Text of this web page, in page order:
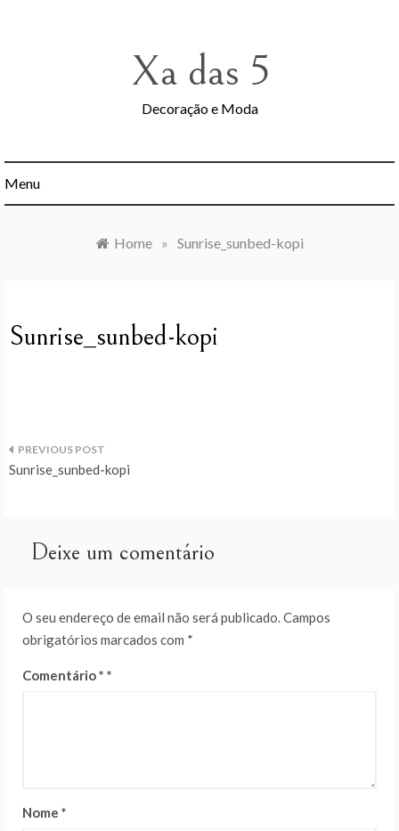
Xa das 5
Decoração e Moda
Menu
Home » Sunrise_sunbed-kopi
Sunrise_sunbed-kopi
Navegação
artigos
Sunrise_sunbed-kopi
Deixe um comentário
O seu endereço de email não será publicado.Campos
obrigatórios marcados com *
Comentário*
Nome *